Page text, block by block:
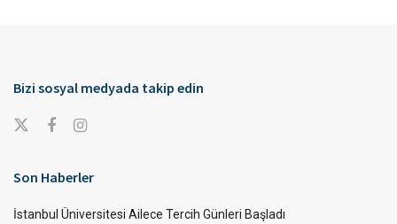
Bizi sosyal medyada takip edin
Son Haberler
İstanbul Üniversitesi Ailece Tercih Günleri Başladı